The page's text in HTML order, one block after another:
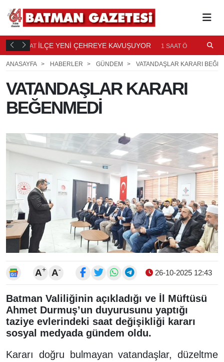
1 SAAT İLÇE YENİ ÇEHREYE KAVUŞUYOR 1 SAAT ÖNCE
ANASAYFA
HABERLER GÜNDEM VATANDAŞLAR KARARI
VATANDAŞLAR KARARI
BEĞENMEDİ
A+ A- 26-10-2025 12:43
Batman Valiliğinin açıkladığı ve İl Müftüsü
Ahmet Durmuş’un duyurusunu yaptığı
taziye evlerindeki saat değişikliği kararı
sosyal medyada gündem oldu.
Kararı doğru bulmayan vatandaşlar, düzeltme